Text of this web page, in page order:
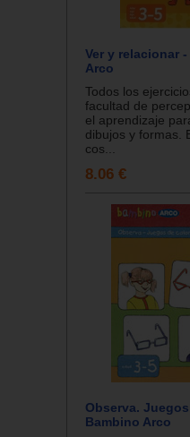
Ver y relacionar
Arco
Todos los
facultad de
el aprendizaje
dibujos y formas.
cos...
8.06 €
Observa.
Bambino Arco